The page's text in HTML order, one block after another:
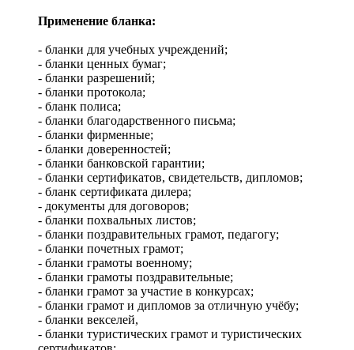
Применение бланка:
- бланки для учебных учреждений;
- бланки ценных бумаг;
- бланки разрешений;
- бланки протокола;
- бланк полиса;
- бланки благодарственного письма;
- бланки фирменные;
- бланки доверенностей;
- бланки банковской гарантии;
- бланки сертификатов, свидетельств, дипломов;
- бланк сертификата дилера;
- документы для договоров;
- бланки похвальных листов;
- бланки поздравительных грамот, педагогу;
- бланки почетных грамот;
- бланки грамоты военному;
- бланки грамоты поздравительные;
- бланки грамот за участие в конкурсах;
- бланки грамот и дипломов за отличную учёбу;
- бланки векселей,
- бланки туристических грамот и туристических